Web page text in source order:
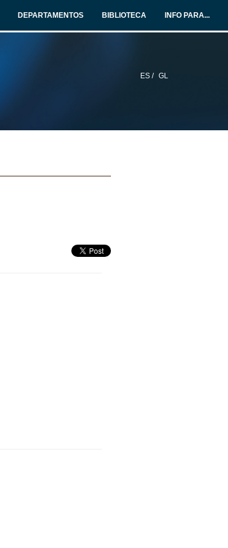
DEPARTAMENTOS BIBLIOTECA INFO PARA...
ES / GL